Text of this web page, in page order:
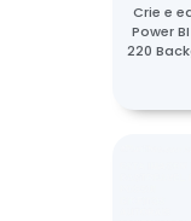
Crie e
Power
220